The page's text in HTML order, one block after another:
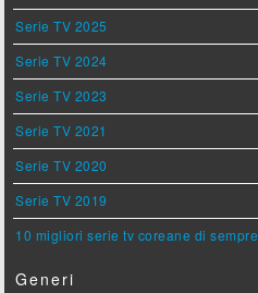
Serie TV 2025
Serie TV 2024
Serie TV 2023
Serie TV 2021
Serie TV 2020
Serie TV 2019
10 migliori serie tv coreane di sempre
Generi